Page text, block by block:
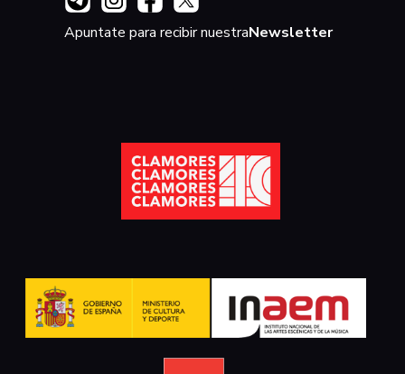
Apuntate para recibir nuestraNewsletter